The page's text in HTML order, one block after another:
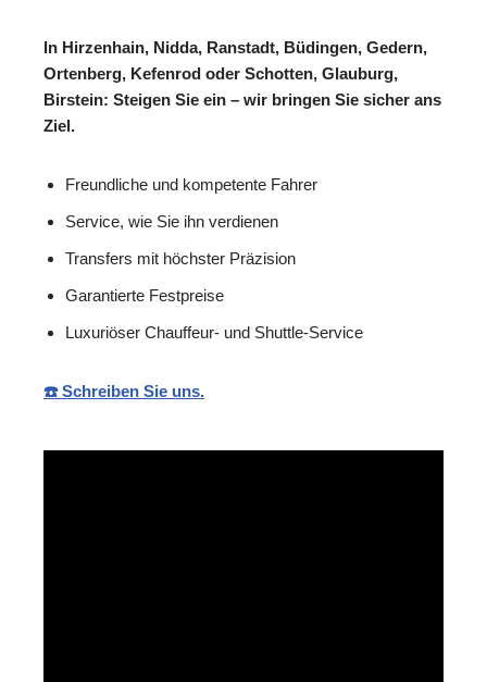
In Hirzenhain, Nidda, Ranstadt, Büdingen, Gedern,
Ortenberg, Kefenrod oder Schotten, Glauburg,
Birstein: Steigen Sie ein – wir bringen Sie sicher ans
Ziel.
Freundliche und kompetente Fahrer
Service, wie Sie ihn verdienen
Transfers mit höchster Präzision
Garantierte Festpreise
Luxuriöser Chauffeur- und Shuttle-Service
☎️ Schreiben Sie uns.